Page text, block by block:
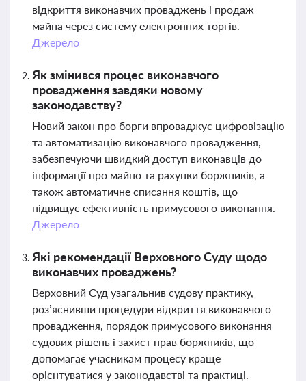
відкриття виконавчих проваджень і продаж
майна через систему електронних торгів.
Джерело
Як змінився процес виконавчого
провадження завдяки новому
законодавству?
Новий закон про борги впроваджує цифровізацію
та автоматизацію виконавчого провадження,
забезпечуючи швидкий доступ виконавців до
інформації про майно та рахунки боржників, а
також автоматичне списання коштів, що
підвищує ефективність примусового виконання.
Джерело
Які рекомендації Верховного Суду щодо
виконавчих проваджень?
Верховний Суд узагальнив судову практику,
роз’яснивши процедури відкриття виконавчого
провадження, порядок примусового виконання
судових рішень і захист прав боржників, що
допомагає учасникам процесу краще
орієнтуватися у законодавстві та практиці.